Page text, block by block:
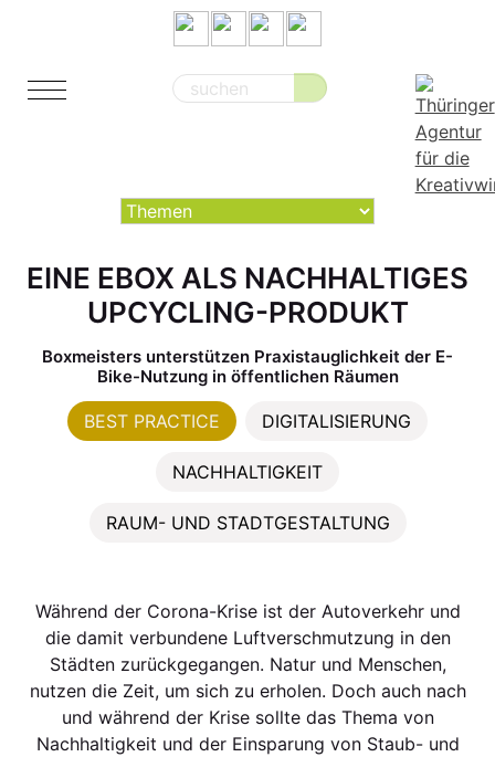
Suche
EINE EBOX ALS NACHHALTIGES
UPCYCLING-PRODUKT
Boxmeisters unterstützen Praxistauglichkeit der E-
Bike-Nutzung in öffentlichen Räumen
BEST PRACTICE DIGITALISIERUNG
NACHHALTIGKEIT
RAUM- UND STADTGESTALTUNG
Während der Corona-Krise ist der Autoverkehr und
die damit verbundene Luftverschmutzung in den
Städten zurückgegangen. Natur und Menschen,
nutzen die Zeit, um sich zu erholen. Doch auch nach
und während der Krise sollte das Thema von
Nachhaltigkeit und der Einsparung von Staub- und